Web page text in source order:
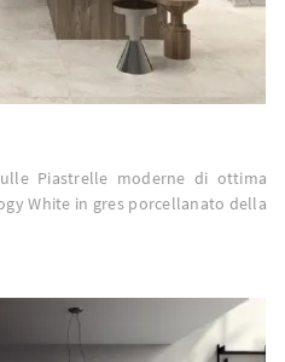
Piastrelle moderne di ottima
White in gres porcellanato della